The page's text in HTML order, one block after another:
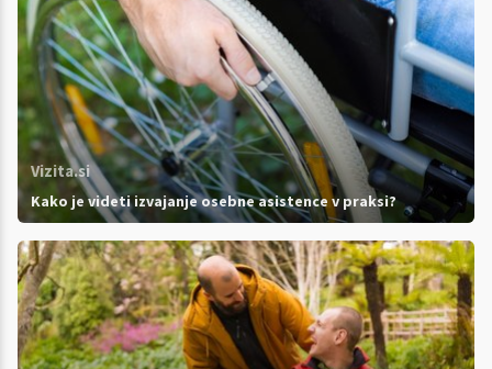
Vizita.si
Kako je videti izvajanje osebne asistence v praksi?